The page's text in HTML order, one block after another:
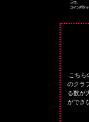
こちら
のクラ
る数が
ができ